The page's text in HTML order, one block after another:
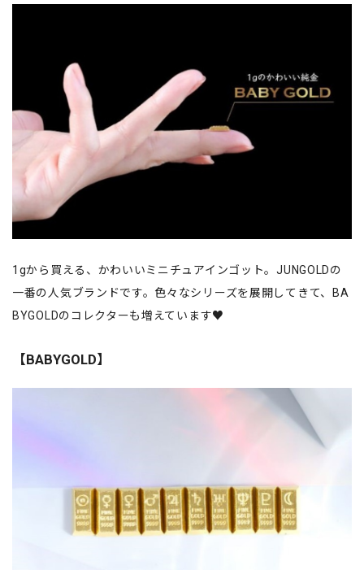
1gから買える、かわいいミニチュアインゴット。JUNGOLDの
一番の人気ブランドです。色々なシリーズを展開してきて、BA
BYGOLDのコレクターも増えています♥
【BABYGOLD】